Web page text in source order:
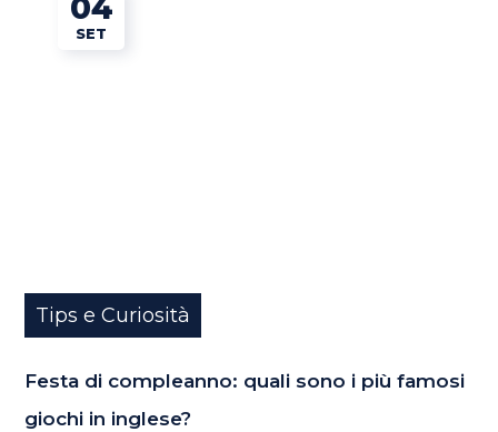
04
SET
Tips e Curiosità
Festa di compleanno: quali sono i più famosi
giochi in inglese?